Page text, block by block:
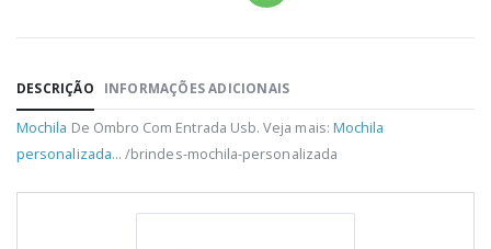
DESCRIÇÃO INFORMAÇÕES ADICIONAIS
Mochila De Ombro Com Entrada Usb. Veja mais: Mochila
personalizada... /brindes-mochila-personalizada